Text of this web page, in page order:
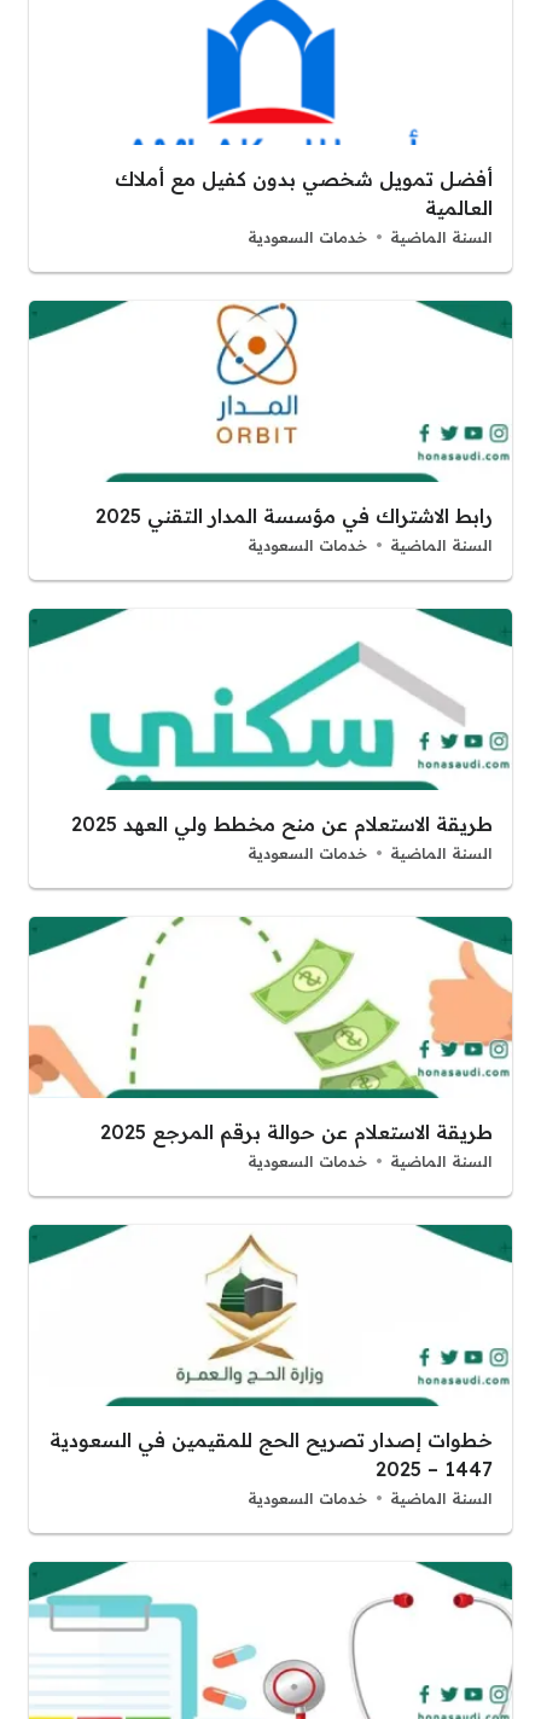
أفضل تمويل شخصي بدون كفيل مع أملاك
العالمية
السنة الماضية خدمات السعودية
رابط الاشتراك في مؤسسة المدار التقني 2025
السنة الماضية خدمات السعودية
طريقة الاستعلام عن منح مخطط ولي العهد 2025
السنة الماضية خدمات السعودية
طريقة الاستعلام عن حوالة برقم المرجع 2025
السنة الماضية خدمات السعودية
خطوات إصدار تصريح الحج للمقيمين في السعودية
1447 – 2025
السنة الماضية خدمات السعودية